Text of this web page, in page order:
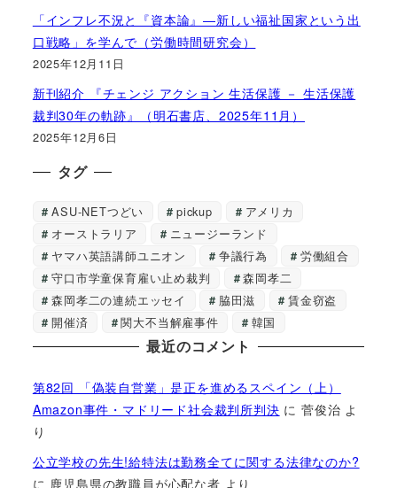
「インフレ不況と『資本論』―新しい福祉国家という出
口戦略」を学んで（労働時間研究会）
2025年12月11日
新刊紹介 『チェンジ アクション 生活保護 － 生活保護
裁判30年の軌跡』（明石書店、2025年11月）
2025年12月6日
タグ
ASU-NETつどい pickup
アメリカ
オーストラリア
ニュージーランド
ヤマハ英語講師ユニオン
争議行為
労働組合
守口市学童保育雇い止め裁判
森岡孝二
森岡孝二の連続エッセイ
脇田滋
賃金窃盗
開催済
関大不当解雇事件 韓国
最近のコメント
第82回 「偽装自営業」是正を進めるスペイン（上）
Amazon事件・マドリード社会裁判所判決 に菅俊治 よ
り
公立学校の先生!給特法は勤務全てに関する法律なのか?
に 鹿児島県の教職員が心配な者 より